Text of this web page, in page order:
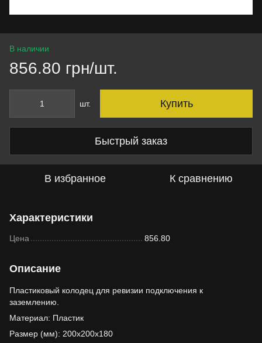
В наличии
856.80 грн/шт.
шт. Купить
Быстрый заказ
В избранное К сравнению
Характеристики
Цена 856.80
Описание
Пластиковый колодец для ревизии подключения к
заземлению.
Материал: Пластик
Размер (мм): 200x200x180